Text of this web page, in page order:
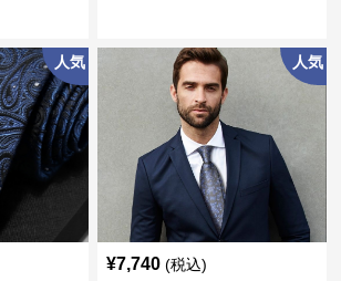
人気 人気
¥7,740 (税込)